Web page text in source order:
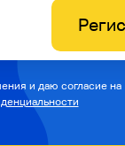
и даю согласие на